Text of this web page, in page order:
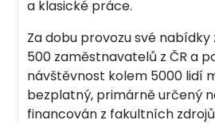
a klasické práce.
Za dobu provozu své nabídky
500 zaměstnavatelů z ČR a
návštěvnost kolem 5000 lidí
bezplatný, primárně určený
financován z fakultních